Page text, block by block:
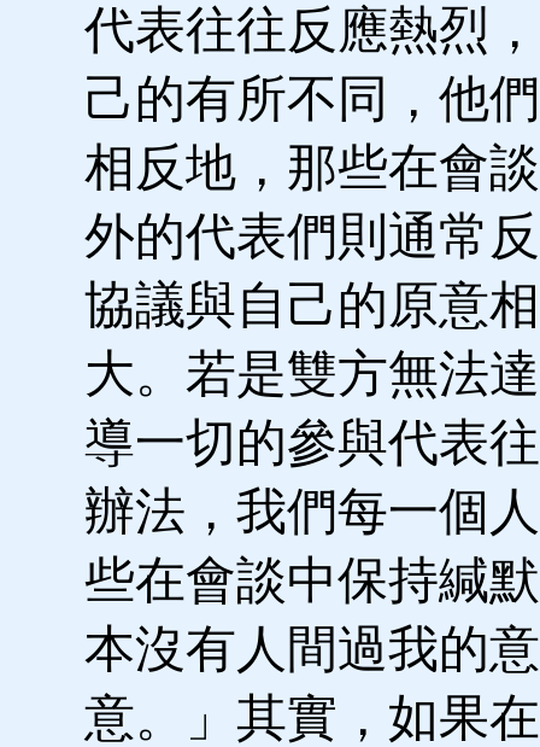
代表往往反應熱烈
己的有所不同，他
相反地，那些在會
外的代表們則通常
協議與自己的原意
大。若是雙方無法
導一切的參與代表
辦法，我們每一個
些在會談中保持緘
本沒有人間過我的
意。」其實，如果